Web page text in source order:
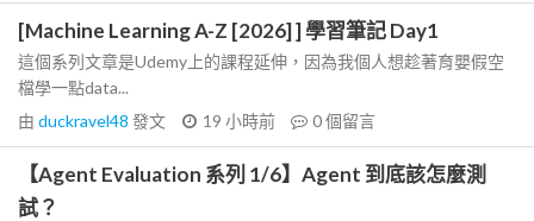
[Machine Learning A-Z [2026] ] 學習筆記 Day1
這個系列文章是Udemy上的課程延伸，因為我個人想趁著育嬰假空
檔學一點data...
由 duckravel48 發文 19 小時前 0個留言
【Agent Evaluation 系列 1/6】Agent 到底該怎麼測
試？